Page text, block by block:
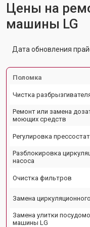
Цены на
машины LG
Дата обновления
Поломка
Чистка
Ремонт или замена
моющих средств
Регулировка
Разблокировка
насоса
Очистка фильтров
Замена
Замена улитки
машины LG